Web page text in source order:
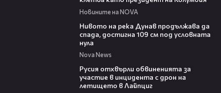
Новините на NOVA
Нивото на река Дунав продължава да
спада, достигна 109 см под условната
нула
Nova News
Русия отхвърли обвиненията за
участие в инцидента с дрон на
летището в Лайпциг